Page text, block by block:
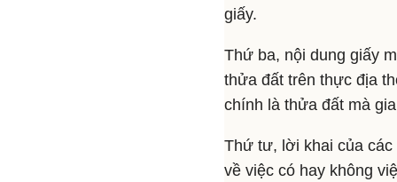
giấy.
Thứ ba, nội dung giấy
thửa đất trên thực địa
chính là thửa đất mà
Thứ tư, lời khai của
về việc có hay không